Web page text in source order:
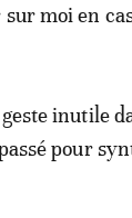
moi en
geste inutile
pour